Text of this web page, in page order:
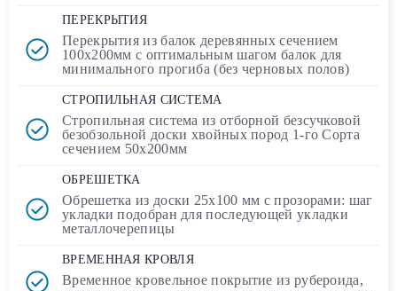
ПЕРЕКРЫТИЯ
Перекрытия из балок деревянных сечением
100х200мм с оптимальным шагом балок для
минимального прогиба (без черновых полов)
СТРОПИЛЬНАЯ СИСТЕМА
Стропильная система из отборной безсучковой
безобзольной доски хвойных пород 1-го Сорта
сечением 50х200мм
ОБРЕШЕТКА
Обрешетка из доски 25х100 мм с прозорами: шаг
укладки подобран для последующей укладки
металлочерепицы
ВРЕМЕННАЯ КРОВЛЯ
Временное кровельное покрытие из рубероида,